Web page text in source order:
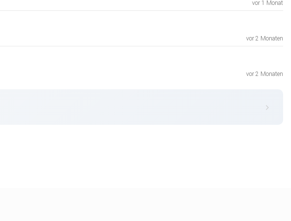
vor 1 Monat
vor 2 Monaten
vor 2 Monaten